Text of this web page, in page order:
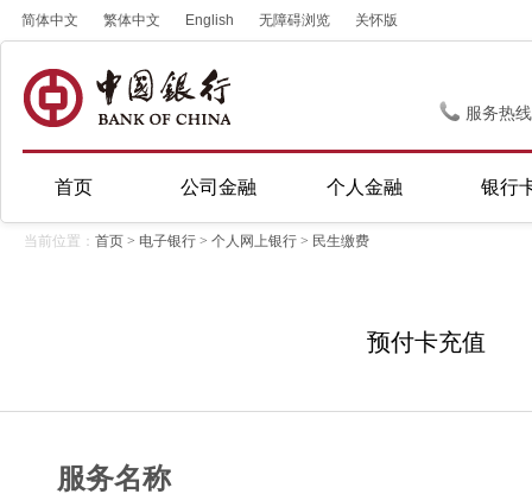
简体中文 繁体中文 English 无障碍浏览 关怀版
服务热
首页 公司金融 个人金融 银行
当前位置： 首页 > 电子银行 > 个人网上银行 > 民生缴费
预付卡充值
服务名称